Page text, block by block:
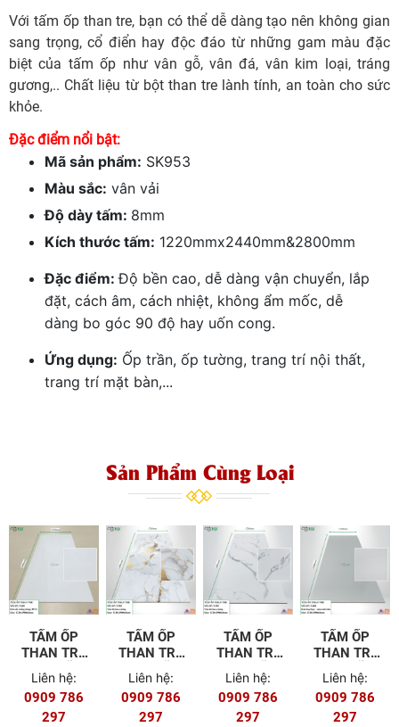
Với tấm ốp than tre, bạn có thể dễ dàng tạo nên không gian
sang trọng, cổ điển hay độc đáo từ những gam màu đặc
biệt của tấm ốp như vân gỗ, vân đá, vân kim loại, tráng
gương,.. Chất liệu từ bột than tre lành tính, an toàn cho sức
khỏe.
Đặc điểm nổi bật:
Mã sản phẩm: SK953
Màu sắc: vân vải
Độ dày tấm: 8mm
Kích thước tấm: 1220mmx2440mm&2800mm
Đặc điểm:Độ bền cao, dễ dàng vận chuyển, lắp
đặt, cách âm, cách nhiệt, không ẩm mốc, dễ
dàng bo góc 90 độ hay uốn cong.
Ứng dụng: Ốp trần, ốp tường, trang trí nội thất,
trang trí mặt bàn,...
Sản Phẩm Cùng Loại
TẤM ỐP
THAN TRE
8MM MÃ T-
601 (FILM
PET)
Liên hệ:
0909 786
297
TẤM ỐP
THAN TRE
8MM MÃ T-
502
Liên hệ:
0909 786
297
TẤM ỐP
THAN TRE
8MM MÃ T-
501
Liên hệ:
0909 786
297
TẤM ỐP
THAN TRE
8MM MÃ T-
404
Liên hệ:
0909 786
297